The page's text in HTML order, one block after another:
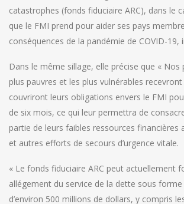
catastrophes (fonds fiduciaire ARC), dans le
que le FMI prend pour aider ses pays
conséquences de la pandémie de COVID-19,
Dans le même sillage, elle précise que « Nos
plus pauvres et les plus vulnérables
couvriront leurs obligations envers le FMI
de six mois, ce qui leur permettra de
partie de leurs faibles ressources financières
et autres efforts de secours d’urgence vitale.
« Le fonds fiduciaire ARC peut actuellement
allégement du service de la dette sous
d’environ 500 millions de dollars, y compris